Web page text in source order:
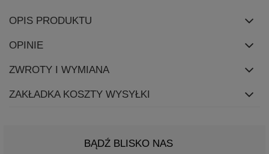
OPIS PRODUKTU
OPINIE
ZWROTY I WYMIANA
ZAKŁADKA KOSZTY WYSYŁKI
BĄDŹ BLISKO NAS